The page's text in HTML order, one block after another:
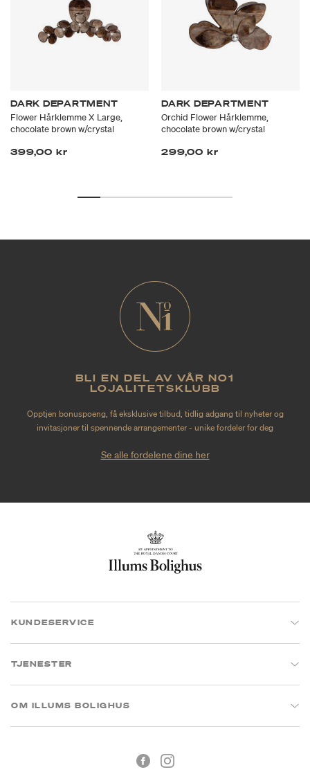
DARK DEPARTMENT
Flower Hårklemme X Large,
chocolate brown w/crystal
399,00 kr
DARK DEPARTMENT
Orchid Flower Hårklemme,
chocolate brown w/crystal
299,00 kr
BLI EN DEL AV VÅR NO1
LOJALITETSKLUBB
Opptjen bonuspoeng, få eksklusive tilbud, tidlig adgang til nyheter og
invitasjoner til spennende arrangementer - unike fordeler for deg
Se alle fordelene dine her
KUNDESERVICE
TJENESTER
OM ILLUMS BOLIGHUS